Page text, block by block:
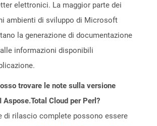
elettronici. La maggior parte dei
ambienti di sviluppo di Microsoft
la generazione di documentazione
informazioni disponibili
trovare le note sulla versione
Aspose.Total Cloud per Perl?
di rilascio complete possono essere